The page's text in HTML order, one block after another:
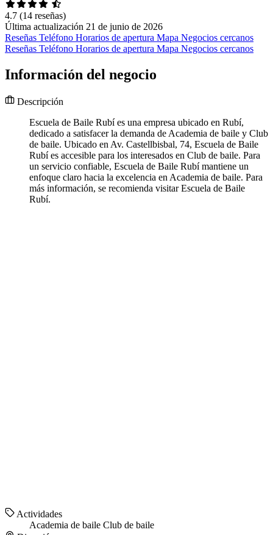
4.7 (14 reseñas)
Última actualización 21 de junio de 2026
Reseñas Teléfono Horarios de apertura Mapa Negocios cercanos
Reseñas Teléfono Horarios de apertura Mapa Negocios cercanos
Información del negocio
Descripción
Escuela de Baile Rubí es una empresa ubicado en Rubí,
dedicado a satisfacer la demanda de Academia de baile y Club
de baile. Ubicado en Av. Castellbisbal, 74, Escuela de Baile
Rubí es accesible para los interesados en Club de baile. Para
un servicio confiable, Escuela de Baile Rubí mantiene un
enfoque claro hacia la excelencia en Academia de baile. Para
más información, se recomienda visitar Escuela de Baile
Rubí.
Actividades
Academia de baile Club de baile